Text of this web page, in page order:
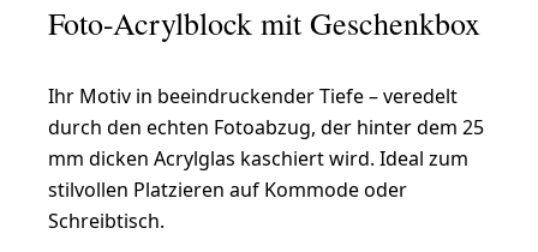
Foto-Acrylblock mit Geschenkbox
Ihr Motiv in beeindruckender Tiefe – veredelt
durch den echten Fotoabzug, der hinter dem 25
mm dicken Acrylglas kaschiert wird. Ideal zum
stilvollen Platzieren auf Kommode oder
Schreibtisch.